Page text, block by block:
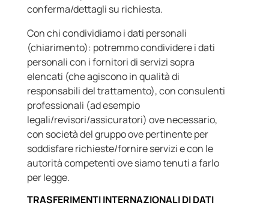
conferma/dettagli su richiesta.
Con chi condividiamo i dati personali
(chiarimento): potremmo condividere i dati
personali con i fornitori di servizi sopra
elencati (che agiscono in qualità di
responsabili del trattamento), con consulenti
professionali (ad esempio
legali/revisori/assicuratori) ove necessario,
con società del gruppo ove pertinente per
soddisfare richieste/fornire servizi e con le
autorità competenti ove siamo tenuti a farlo
per legge.
TRASFERIMENTI INTERNAZIONALI DI DATI